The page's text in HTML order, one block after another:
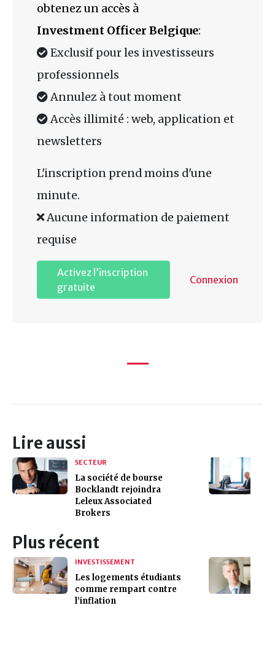
obtenez un accès à
Investment Officer Belgique:
Exclusif pour les investisseurs
professionnels
Annulez à tout moment
Accès illimité : web, application et
newsletters
L'inscription prend moins d'une
minute.
Aucune information de paiement
requise
Activez l’inscription
gratuite
Connexion
Lire aussi
SECTEUR
La société de bourse
Bocklandt rejoindra
Leleux Associated
Brokers
Plus récent
INVESTISSEMENT
Les logements étudiants
comme rempart contre
l’inflation